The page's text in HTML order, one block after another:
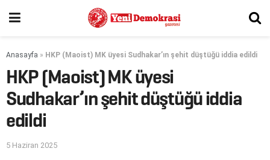
Anasayfa » HKP (Maoist) MK üyesi Sudhakar’ın şehit düştüğü iddia edildi
HKP (Maoist) MK üyesi
Sudhakar’ın şehit düştüğü iddia
edildi
5 Haziran 2025